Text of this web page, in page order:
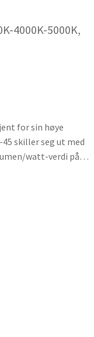
4000K-5000K,
for sin høye
skiller seg ut med
watt-verdi på